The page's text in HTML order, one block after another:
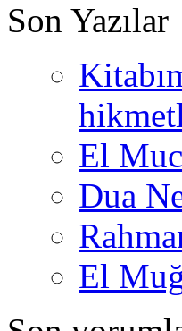
Son Yazılar
El
Dua
El